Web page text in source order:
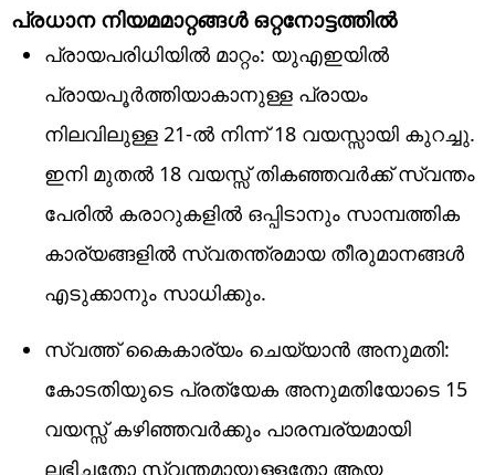
പ്രധാന നിയമമാറ്റങ്ങൾ ഒറ്റനോട്ടത്തിൽ
പ്രായപരിധിയിൽ മാറ്റം: യുഎഇയിൽ
പ്രായപൂർത്തിയാകാനുള്ള പ്രായം
നിലവിലുള്ള 21-ൽ നിന്ന് 18 വയസ്സായി കുറച്ചു.
ഇനി മുതൽ 18 വയസ്സ് തികഞ്ഞവർക്ക് സ്വന്തം
പേരിൽ കരാറുകളിൽ ഒപ്പിടാനും സാമ്പത്തിക
കാര്യങ്ങളിൽ സ്വതന്ത്രമായ തീരുമാനങ്ങൾ
എടുക്കാനും സാധിക്കും.
സ്വത്ത് കൈകാര്യം ചെയ്യാൻ അനുമതി:
കോടതിയുടെ പ്രത്യേക അനുമതിയോടെ 15
വയസ്സ് കഴിഞ്ഞവർക്കും പാരമ്പര്യമായി
ലഭിച്ചതോ സ്വന്തമായുള്ളതോ ആയ